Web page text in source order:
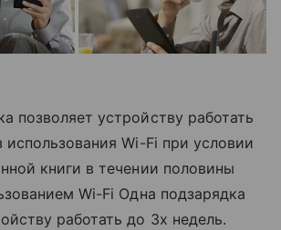
позволяет устройству работать
использования Wi-Fi при условии
книги в течении половины
Wi-Fi Одна подзарядка
работать до 3х недель.